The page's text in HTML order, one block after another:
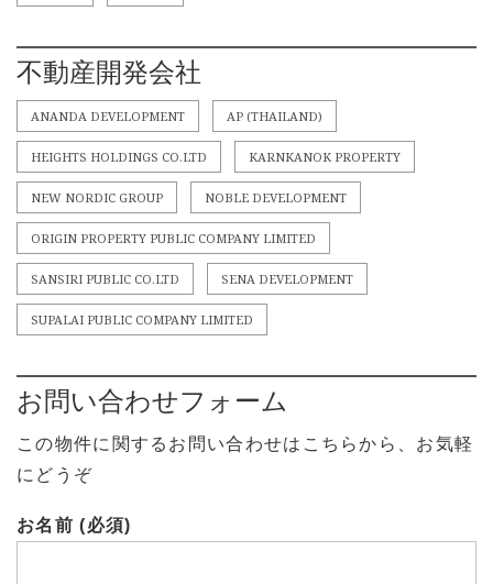
不動産開発会社
ANANDA DEVELOPMENT AP (THAILAND)
HEIGHTS HOLDINGS CO.LTD KARNKANOK PROPERTY
NEW NORDIC GROUP NOBLE DEVELOPMENT
ORIGIN PROPERTY PUBLIC COMPANY LIMITED
SANSIRI PUBLIC CO.LTD SENA DEVELOPMENT
SUPALAI PUBLIC COMPANY LIMITED
お問い合わせフォーム
この物件に関するお問い合わせはこちらから、お気軽
にどうぞ
お名前 (必須)